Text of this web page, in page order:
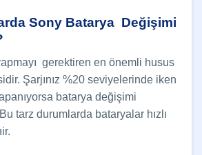
Sony Batarya Değişimi
gerektiren en önemli husus
Şarjınız %20 seviyelerinde iken
batarya değişimi
tarz durumlarda bataryalar hızlı